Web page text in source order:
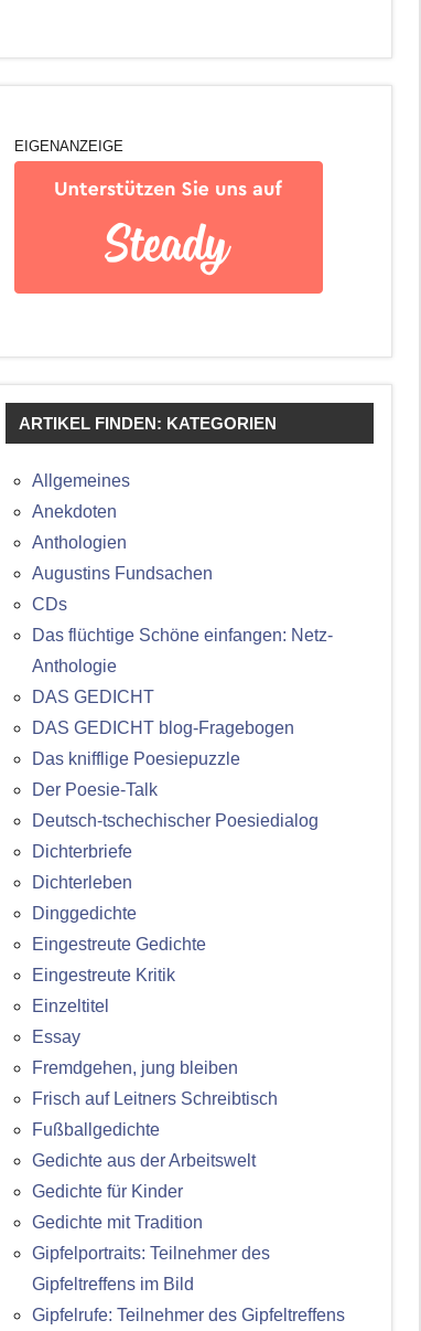
EIGENANZEIGE
ARTIKEL FINDEN: KATEGORIEN
Allgemeines
Anekdoten
Anthologien
Augustins Fundsachen
CDs
Das flüchtige Schöne einfangen: Netz-
Anthologie
DAS GEDICHT
DAS GEDICHT blog-Fragebogen
Das knifflige Poesiepuzzle
Der Poesie-Talk
Deutsch-tschechischer Poesiedialog
Dichterbriefe
Dichterleben
Dinggedichte
Eingestreute Gedichte
Eingestreute Kritik
Einzeltitel
Essay
Fremdgehen, jung bleiben
Frisch auf Leitners Schreibtisch
Fußballgedichte
Gedichte aus der Arbeitswelt
Gedichte für Kinder
Gedichte mit Tradition
Gipfelportraits: Teilnehmer des
Gipfeltreffens im Bild
Gipfelrufe: Teilnehmer des Gipfeltreffens